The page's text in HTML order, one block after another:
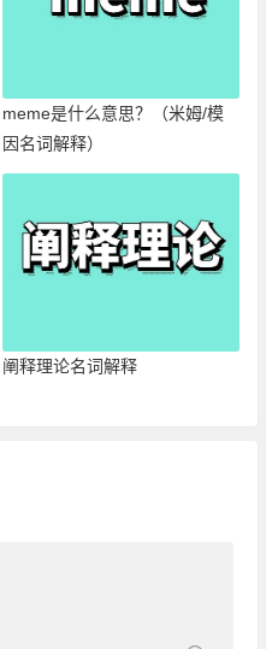
meme是什么意思？（米姆/模
因名词解释）
阐释理论名词解释